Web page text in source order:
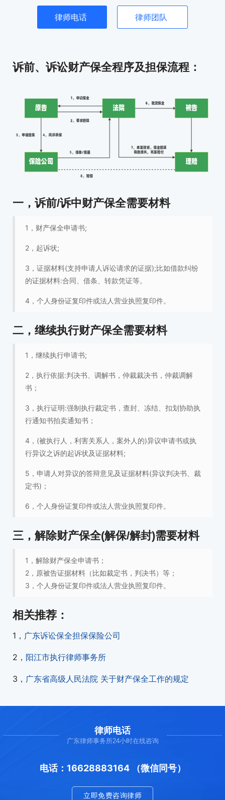
律师电话 律师团队
诉前、诉讼财产保全程序及担保流程：
一，诉前/诉中财产保全需要材料
1，财产保全申请书;
2，起诉状;
3，证据材料(支持申请人诉讼请求的证据);比如借款纠纷
的证据材料:合同、借条、转款凭证等。
4，个人身份证复印件或法人营业执照复印件。
二，继续执行财产保全需要材料
1，继续执行申请书;
2，执行依据:判决书、调解书，仲裁裁决书，仲裁调解
书；
3，执行证明:强制执行裁定书，查封、冻结、扣划协助执
行通知书拍卖通知书；
4，(被执行人，利害关系人，案外人的)异议申请书或执
行异议之诉的起诉状及证据材料;
5，申请人对异议的答辩意见及证据材料(异议判决书、裁
定书)；
6，个人身份证复印件或法人营业执照复印件。
三，解除财产保全(解保/解封)需要材料
1，解除财产保全申请书；
2，原被告证据材料（比如裁定书，判决书）等；
3，个人身份证复印件或法人营业执照复印件。
相关推荐：
1， 广东诉讼保全担保保险公司
2， 阳江市执行律师事务所
3， 广东省高级人民法院 关于财产保全工作的规定
律师电话
广东律师事务所24小时在线咨询
电话：16628883164 （微信同号）
立即免费咨询律师